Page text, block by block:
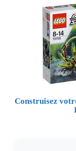
Construisez